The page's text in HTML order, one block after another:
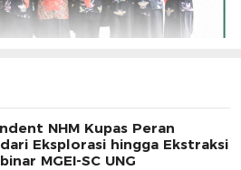
NHM Kupas Peran
Eksplorasi hingga Ekstraksi
MGEI-SC UNG